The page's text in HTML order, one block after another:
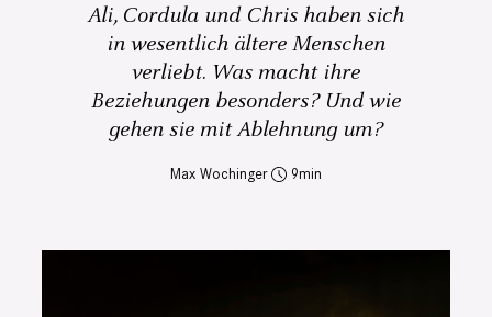
Ali, Cordula und Chris haben sich
in wesentlich ältere Menschen
verliebt. Was macht ihre
Beziehungen besonders? Und wie
gehen sie mit Ablehnung um?
Max Wochinger 9